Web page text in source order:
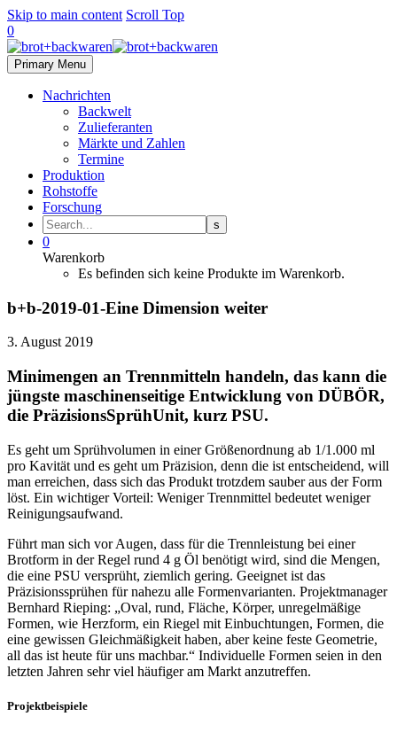
Skip to main content Scroll Top
0
Primary Menu
Nachrichten
Backwelt
Zulieferanten
Märkte und Zahlen
Termine
Produktion
Rohstoffe
Forschung
0
Warenkorb
Es befinden sich keine Produkte im Warenkorb.
b+b-2019-01-Eine Dimension weiter
3. August 2019
Minimengen an Trennmitteln handeln, das kann die
jüngste maschinenseitige Entwicklung von DÜBÖR,
die PräzisionsSprühUnit, kurz PSU.
Es geht um Sprühvolumen in einer Größenordnung ab 1/1.000 ml
pro Kavität und es geht um Präzision, denn die ist entscheidend, will
man erreichen, dass sich das Produkt trotzdem sauber aus der Form
löst. Ein wichtiger Vorteil: Weniger Trennmittel bedeutet weniger
Reinigungsaufwand.
Führt man sich vor Augen, dass für die Trennleistung bei einer
Brotform in der Regel rund 4 g Öl benötigt wird, sind die Mengen,
die eine PSU versprüht, ziemlich gering. Geeignet ist das
Präzisionssprühen für nahezu alle Formenvarianten. Projektmanager
Bernhard Rieping: „Oval, rund, Fläche, Körper, unregelmäßige
Formen, wie Herzform, ein Riegel mit Einbuchtungen, Formen, die
eine gewissen Gleichmäßigkeit haben, aber keine feste Geometrie,
all das ist heute für uns machbar.“ Individuelle Formen seien in den
letzten Jahren sehr viel häufiger am Markt anzutreffen.
Projektbeispiele